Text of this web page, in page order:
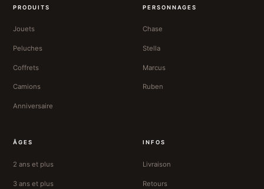
PRODUITS
Jouets
Peluches
Coffrets
Camions
Anniversaire
PERSONNAGES
Chase
Stella
Marcus
Ruben
ÂGES
2 ans et plus
3 ans et plus
INFOS
Livraison
Retours